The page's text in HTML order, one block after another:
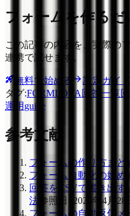
フォームを作るだ
この記事の内容を、実際の
連携で試せます。
無料で始める 設定ガイ
タグ:FORMLOVA 回答一覧
運用 guide
参考文献
フォームの作り方まと
フォーム自動化の始め
回答をCSVで書き出す
法
参照日
2026年4月28
フォームの自動返信メ